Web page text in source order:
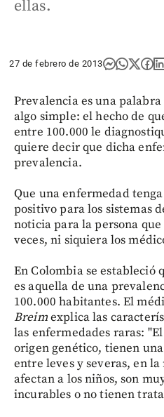
ellas.
27 de febrero de 2013
Prevalencia es una
algo simple: el hecho de
entre 100.000 le
quiere decir que dicha
prevalencia.
Que una enfermedad
positivo para los sistemas
noticia para la persona
veces, ni siquiera los
En Colombia se estableció
es aquella de una
100.000 habitantes. El
Breimexplica las
las enfermedades raras:
origen genético, tienen
entre leves y severas, en la
afectan a los niños, son
incurables o no tienen